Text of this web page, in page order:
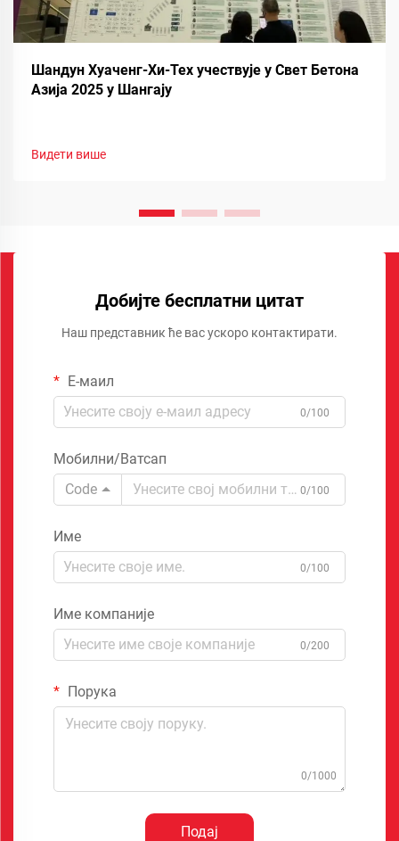
Шандун Хуаченг-Хи-Тех учествује у Свет Бетона
Азија 2025 у Шангају
Видети више
Добијте бесплатни цитат
Наш представник ће вас ускоро контактирати.
Е-маил
0/100
Мобилни/Ватсап
Code
0/100
Име
0/100
Име компаније
0/200
Порука
0/1000
Подај